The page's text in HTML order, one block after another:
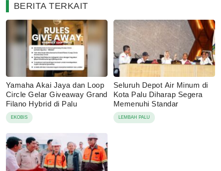
BERITA TERKAIT
Yamaha Akai Jaya dan Loop
Circle Gelar Giveaway Grand
Filano Hybrid di Palu
EKOBIS
Seluruh Depot Air Minum di
Kota Palu Diharap Segera
Memenuhi Standar
LEMBAH PALU